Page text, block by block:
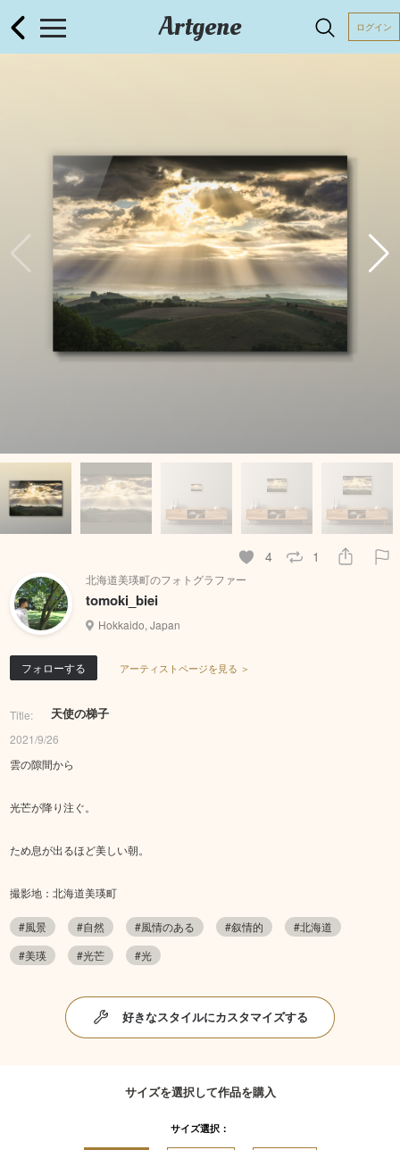
Artgene ログイン
4 1
北海道美瑛町のフォトグラファー
tomoki_biei
Hokkaido, Japan
フォローする アーティストページを見る ＞
Title: 天使の梯子
2021/9/26
雲の隙間から
光芒が降り注ぐ。
ため息が出るほど美しい朝。
撮影地：北海道美瑛町
#風景 #自然 #風情のある #叙情的
#北海道
#美瑛
#光芒 #光
好きなスタイルにカスタマイズする
サイズを選択して作品を購入
サイズ選択：